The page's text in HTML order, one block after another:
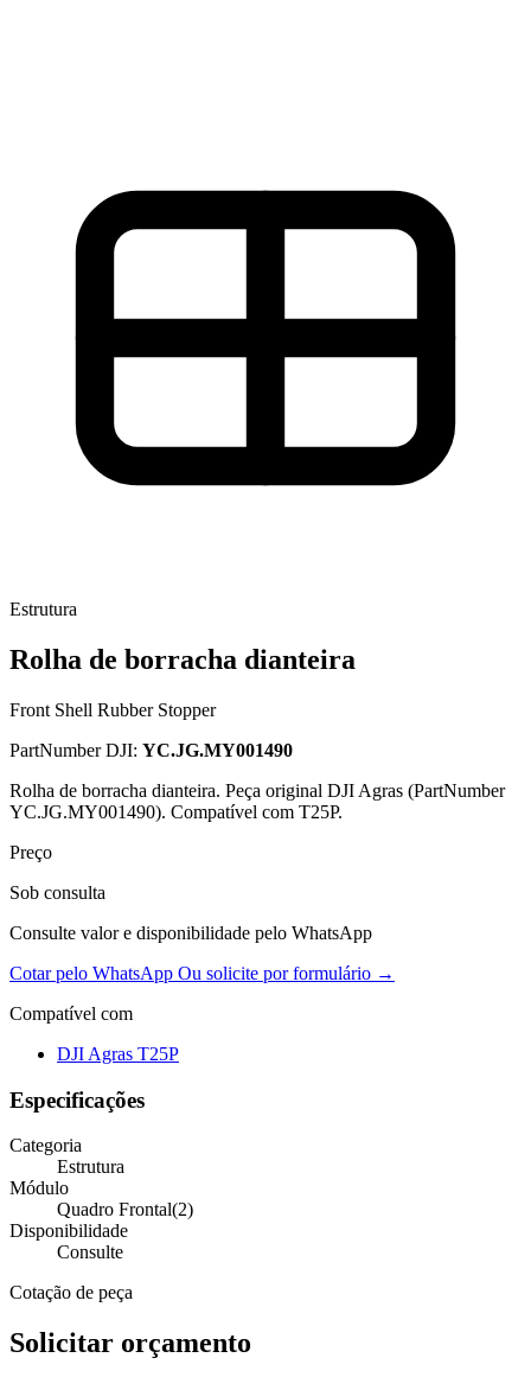
Estrutura
Rolha de borracha dianteira
Front Shell Rubber Stopper
PartNumber DJI: YC.JG.MY001490
Rolha de borracha dianteira. Peça original DJI Agras (PartNumber
YC.JG.MY001490). Compatível com T25P.
Preço
Sob consulta
Consulte valor e disponibilidade pelo WhatsApp
Cotar pelo WhatsApp Ou solicite por formulário →
Compatível com
DJI Agras T25P
Especificações
Categoria
Estrutura
Módulo
Quadro Frontal(2)
Disponibilidade
Consulte
Cotação de peça
Solicitar orçamento